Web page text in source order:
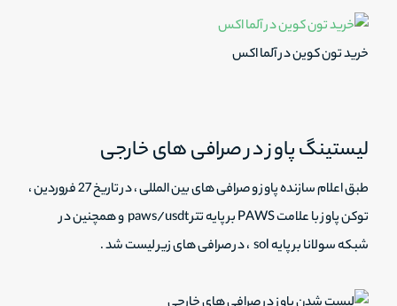
خرید تون کوین در آلما اکس
لیستینگ پاوز در صرافی های خارجی
طبق اعلام سازنده پاوز و صرافی های بین المللی ، در تاریخ 27 فروردین ،
توکن پاوز با علامت PAWS بر پایه تتر paws/usdt و همچنین در
شبکه سولانا بر پایه sol ، در صرافی های زیر لیست شد .